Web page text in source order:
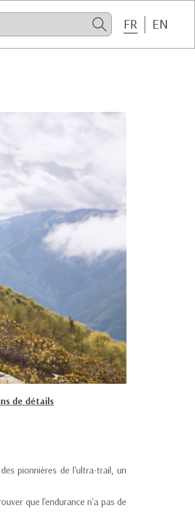
FR EN
de détails
pionnières de l'ultra-trail, un
que l'endurance n'a pas de